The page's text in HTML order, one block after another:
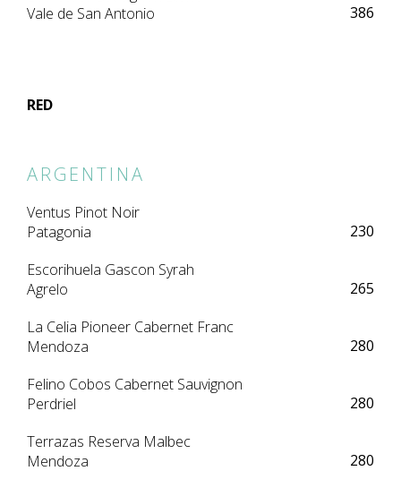
Vale de San Antonio
386
RED
ARGENTINA
Ventus Pinot Noir
Patagonia
230
Escorihuela Gascon Syrah
Agrelo
265
La Celia Pioneer Cabernet Franc
Mendoza
280
Felino Cobos Cabernet Sauvignon
Perdriel
280
Terrazas Reserva Malbec
Mendoza
280